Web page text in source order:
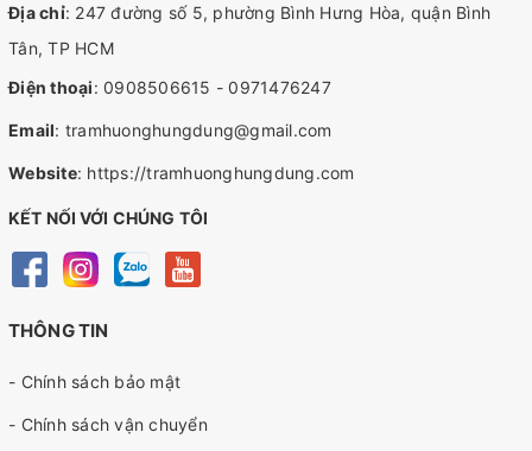
Địa chỉ: 247 đường số 5, phường Bình Hưng Hòa, quận Bình
Tân, TP HCM
Điện thoại: 0908506615 -0971476247
Email: tramhuonghungdung@gmail.com
Website: https://tramhuonghungdung.com
KẾT NỐI VỚI CHÚNG TÔI
THÔNG TIN
- Chính sách bảo mật
- Chính sách vận chuyển